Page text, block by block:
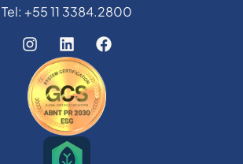
Tel: +55 11 3384.2800